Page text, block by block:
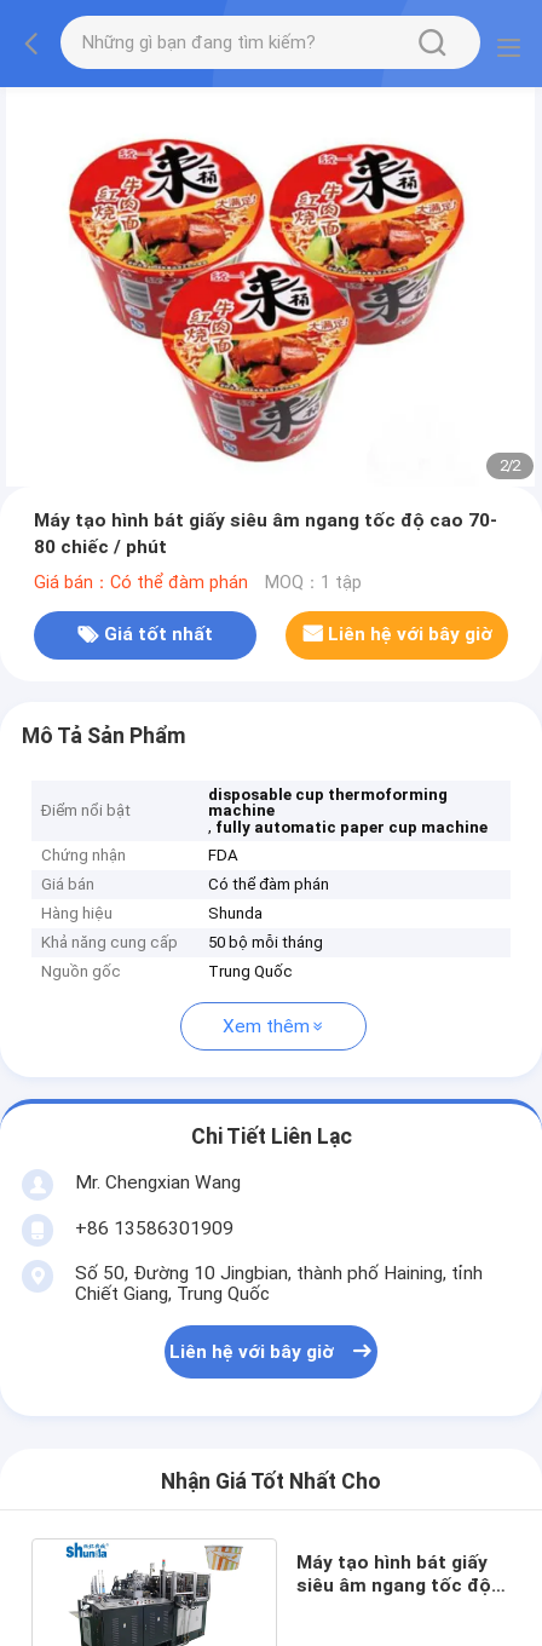
2/2
Máy tạo hình bát giấy siêu âm ngang tốc độ cao 70-
80 chiếc / phút
Giá bán：Có thể đàm phán MOQ：1 tập
Giá tốt nhất Liên hệ với bây giờ
Mô Tả Sản Phẩm
Điểm nổi bật
disposable cup thermoforming
machine
, fully automatic paper cup machine
Chứng nhận
FDA
Giá bán
Có thể đàm phán
Hàng hiệu
Shunda
Khả năng cung cấp
50 bộ mỗi tháng
Nguồn gốc
Trung Quốc
Xem thêm
Chi Tiết Liên Lạc
Mr. Chengxian Wang
+86 13586301909
Số 50, Đường 10 Jingbian, thành phố Haining, tỉnh
Chiết Giang, Trung Quốc
Liên hệ với bây giờ
Nhận Giá Tốt Nhất Cho
Máy tạo hình bát giấy
siêu âm ngang tốc độ